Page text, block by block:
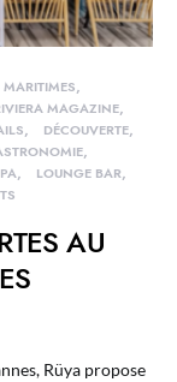
MARITIMES
MAGAZINE
DÉCOUVERTE
LOUNGE BAR
AU
Rüya propose